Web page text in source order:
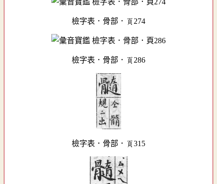
檢字表．骨部．頁274
檢字表．骨部．頁286
檢字表．骨部．頁315